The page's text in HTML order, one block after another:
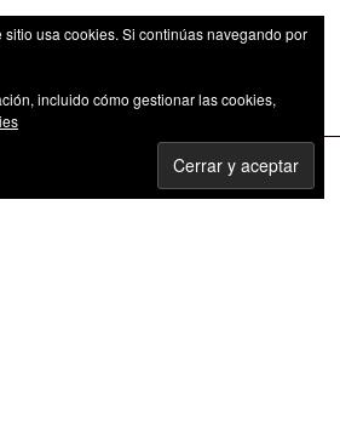
como fenómeno cultural
sitio usa cookies. Si continúas navegando por
incluido cómo gestionar las cookies,